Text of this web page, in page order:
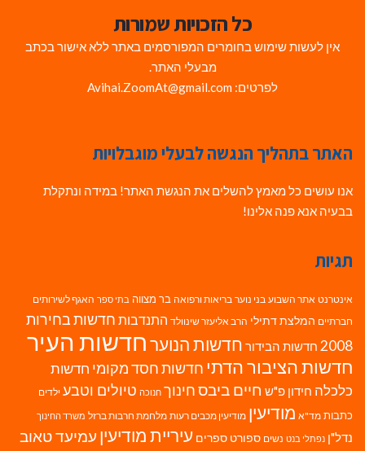
כל הזכויות שמורות
אין לעשות שימוש בחומרים המפורסמים באתר ללא אישור בכתב
מבעלי האתר.
לפרטים: Avihai.ZoomAt@gmail.com
האתר בתהליך הנגשה לבעלי מוגבלויות
אנו עושים כל מאמץ להשלים את הנגשת האתר! במידה ונתקלת
בבעיה אנא פנה אלינו!
תגיות
אינטרנט אתר השבוע בני נוער בריאות ורפואה בר מצווה בתי ספר האגף לשירותים
חברתיים המלצת דתילי הרב אליעזר שינוולד התנדבות חדשות בחירות
2008 חדשות הבידור חדשות הנוערחדשות העיר
חדשות הציבור הדתי חדשות חסד מקומי חדשות
כלכלה חידון פ"ש חיים ביבסחינוך חנוכה טיולים וטבע ילדים
כתבות מד"א מודיעין מודיעין מכבים רעות מלחמת חרבות ברזל משרד החינוך
נדל"ן נפתלי בנט נשים ספורט ספרים עיריית מודיעין עמיעד טאוב